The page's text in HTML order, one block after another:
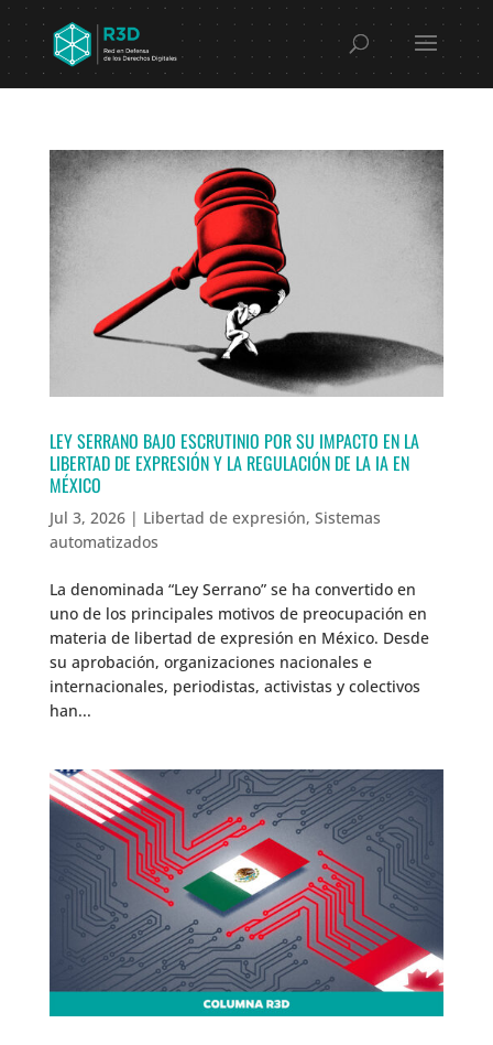
LEY SERRANO BAJO ESCRUTINIO POR SU IMPACTO EN LA
LIBERTAD DE EXPRESIÓN Y LA REGULACIÓN DE LA IA EN
MÉXICO
Jul 3, 2026| Libertad de expresión, Sistemas
automatizados
La denominada “Ley Serrano” se ha convertido en
uno de los principales motivos de preocupación en
materia de libertad de expresión en México. Desde
su aprobación, organizaciones nacionales e
internacionales, periodistas, activistas y colectivos
han...